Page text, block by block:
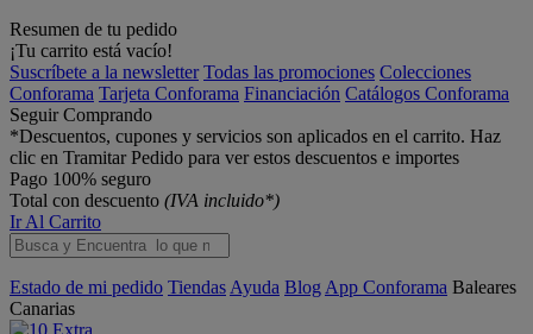
Resumen de tu pedido
¡Tu carrito está vacío!
Suscríbete a la newsletter Todas las promociones Colecciones
Conforama Tarjeta Conforama Financiación Catálogos Conforama
Seguir Comprando
*Descuentos, cupones y servicios son aplicados en el carrito. Haz
clic en Tramitar Pedido para ver estos descuentos e importes
Pago 100% seguro
Total con descuento (IVA incluido*)
Ir Al Carrito
Estado de mi pedido Tiendas Ayuda Blog App Conforama Baleares
Canarias